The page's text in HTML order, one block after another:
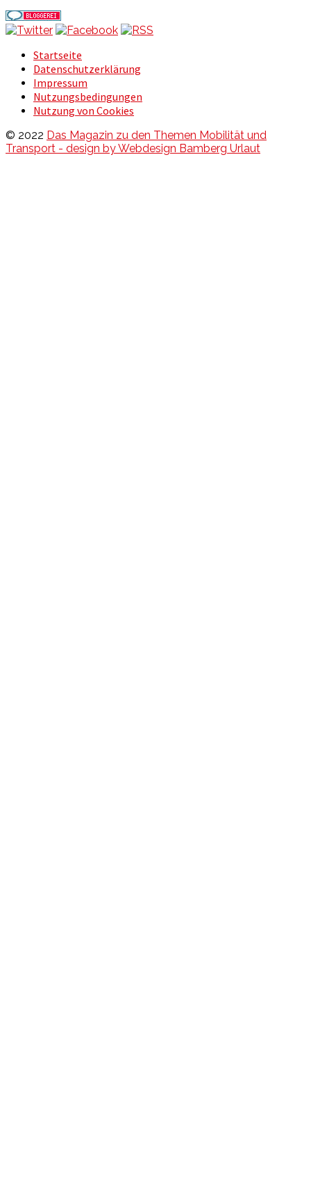
Startseite
Datenschutzerklärung
Impressum
Nutzungsbedingungen
Nutzung von Cookies
© 2022 Das Magazin zu den Themen Mobilität und
Transport - design by Webdesign Bamberg Urlaut